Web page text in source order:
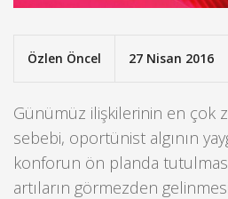
Özlen Öncel 27 Nisan 2016
Günümüz ilişkilerinin en çok
sebebi, oportünist algının
konforun ön planda
artıların görmezden